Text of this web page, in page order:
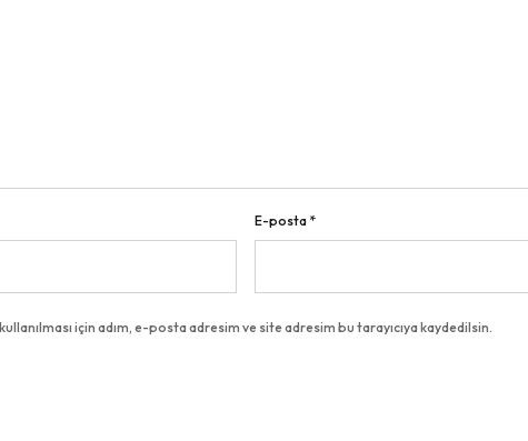
E-posta *
için adım, e-posta adresim ve site adresim bu tarayıcıya kaydedilsin.